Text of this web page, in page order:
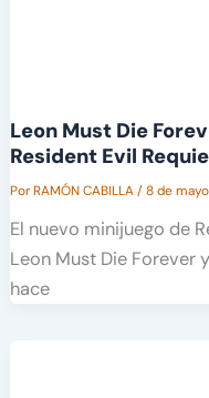
Leon Must Die
Resident Evil
PorRAMÓN CABILLA/8 de
El nuevo minijuego de
Leon Must Die Forever
hace